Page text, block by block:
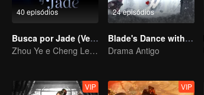
40 episódios
Busca por Jade (Versão em Inglês)
Zhou Ye e Cheng Lei, os jovens generais que protegem o país
24 episódios
Blade's Dance with You
Drama Antigo
VIP VIP